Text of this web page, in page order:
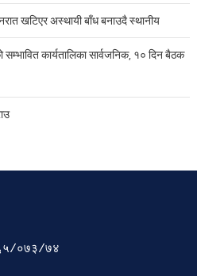
खटिएर अस्थायी बाँध बनाउदै स्थानीय
कार्यतालिका सार्वजनिक, १० दिन बैठक
०७३/७४